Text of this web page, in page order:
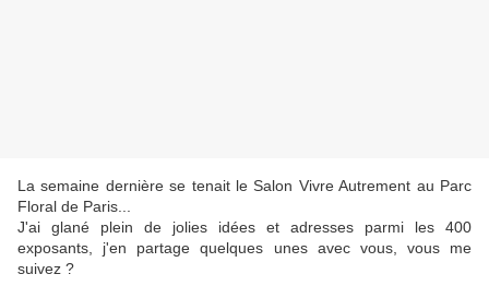
La semaine dernière se tenait le Salon Vivre Autrement au Parc
Floral de Paris...
J'ai glané plein de jolies idées et adresses parmi les 400
exposants, j'en partage quelques unes avec vous, vous me
suivez ?